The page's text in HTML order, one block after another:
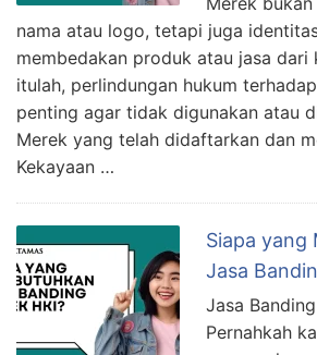
nama atau logo, tetapi juga
membedakan produk atau jasa dari
itulah, perlindungan hukum
penting agar tidak digunakan atau
Merek yang telah didaftarkan dan
Kekayaan …
Siapa yang
Jasa
Jasa
Pernahkah